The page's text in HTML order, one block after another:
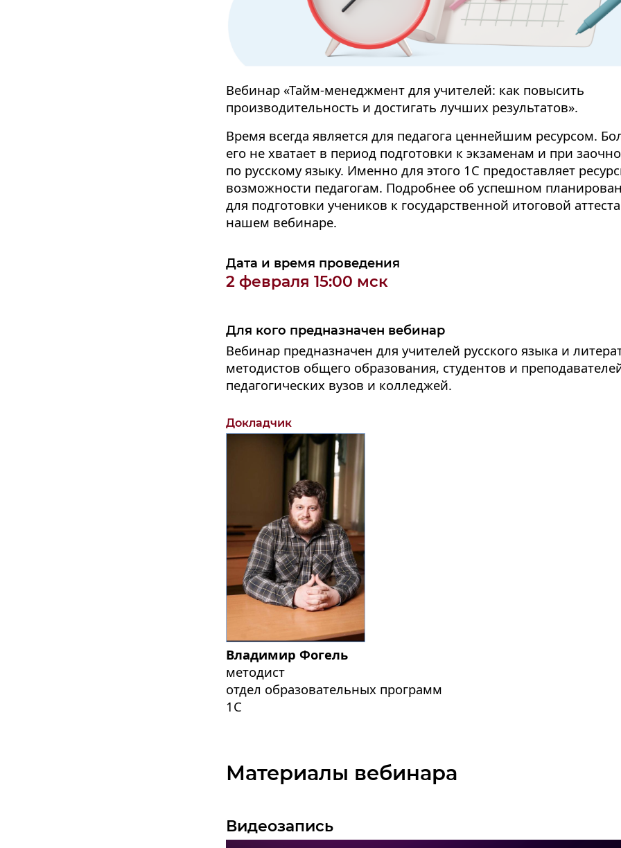
Вебинар «Тайм-менеджмент для учителей: как повысить
производительность и достигать лучших результатов».
Время всегда является для педагога ценнейшим ресурсом.
его не хватает в период подготовки к экзаменам и при
по русскому языку. Именно для этого 1С предоставляет
возможности педагогам. Подробнее об успешном
для подготовки учеников к государственной итоговой
нашем вебинаре.
Дата и время проведения
2 февраля 15:00 мск
Для кого предназначен вебинар
Вебинар предназначен для учителей русского языка и
методистов общего образования, студентов и
педагогических вузов и колледжей.
Докладчик
Владимир Фогель
методист
отдел образовательных программ
1С
Материалы вебинара
Видеозапись